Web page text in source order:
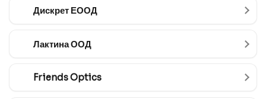
Дискрет ЕООД
Лактина ООД
Friends Optics